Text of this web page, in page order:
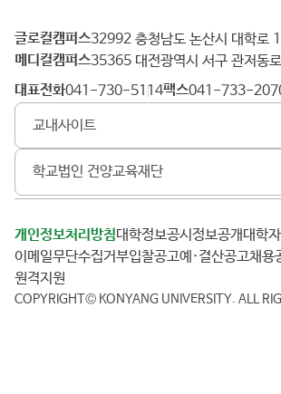
건
양
대
학
글로컬캠퍼스 32992 충청남도 논산시 대학로
메디컬캠퍼스 35365 대전광역시 서구 관저동
대표전화 041-730-5114 팩스 041-733-
교내사이트
학교법인 건양교육재단
개인정보처리방침 대학정보공시 정보공개
대학
이메일무단수집거부
입찰공고 예·결산공고 채
원격지원
COPYRIGHT© KONYANG UNIVERSITY. ALL